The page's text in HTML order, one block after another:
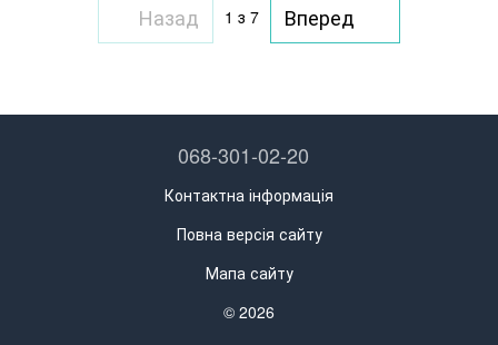
Назад 1 з 7 Вперед
068-301-02-20
Контактна інформація
Повна версія сайту
Мапа сайту
© 2026